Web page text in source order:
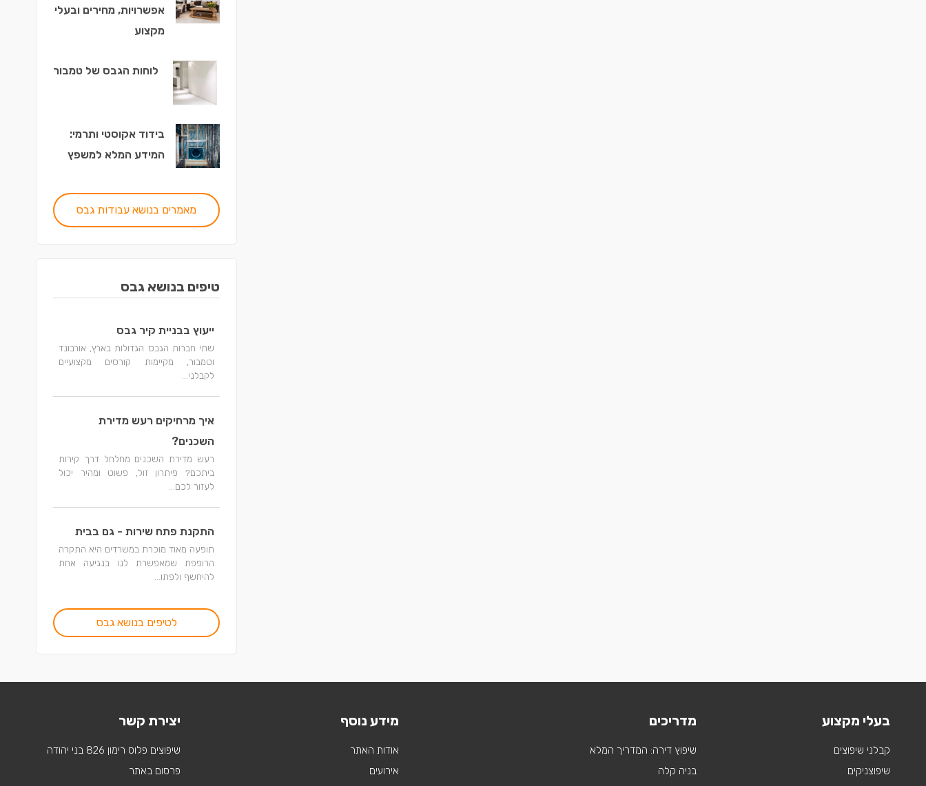
אפשרויות, מחירים ובעלי
מקצוע
לוחות הגבס של טמבור
בידוד אקוסטי ותרמי:
המידע המלא למשפץ
מאמרים בנושא עבודות גבס
טיפים בנושא גבס
ייעוץ בבניית קיר גבס
שתי חברות הגבס הגדולות בארץ, אורבונד
וטמבור, מקיימות קורסים מקצועיים
לקבלני...
איך מרחיקים רעש מדירת
השכנים?
רעש מדירת השכנים מחלחל דרך קירות
ביתכם? פיתרון זול, פשוט ומהיר יכול
לעזור לכם...
התקנת פתח שירות - גם בבית
תופעה מאוד מוכרת במשרדים היא התקרה
הרופפת שמאפשרת לנו בנגיעה אחת
להיחשף ולפתו...
לטיפים בנושא גבס
בעלי מקצוע
קבלני שיפוצים
שיפוצניקים
מדריכים
שיפוץ דירה: המדריך המלא
בניה קלה
מידע נוסף
אודות האתר
אירועים
יצירת קשר
שיפוצים פלוס רימון 826 בני יהודה
פרסום באתר